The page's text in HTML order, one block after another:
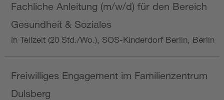
Fachliche Anleitung (m/w/d) für den Bereich
Gesundheit & Soziales
in Teilzeit (20 Std./Wo.), SOS-Kinderdorf Berlin, Berlin
Freiwilliges Engagement im Familienzentrum
Dulsberg